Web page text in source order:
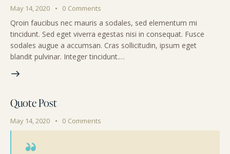
May 14, 2020 0 Comments
Qroin faucibus nec mauris a sodales, sed elementum mi
tincidunt. Sed eget viverra egestas nisi in consequat. Fusce
sodales augue a accumsan. Cras sollicitudin, ipsum eget
blandit pulvinar. Integer tincidunt.…
Quote Post
May 14, 2020 0 Comments